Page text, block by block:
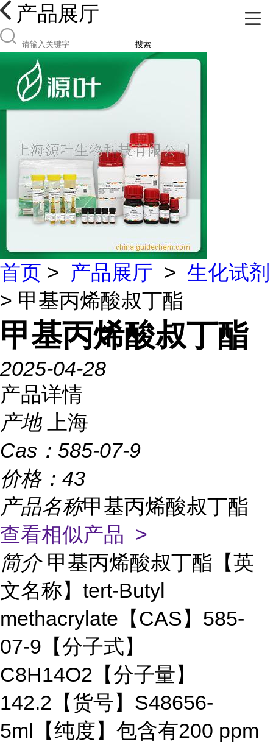
产品展厅
搜索
首页 > 产品展厅 > 生化试剂
> 甲基丙烯酸叔丁酯
甲基丙烯酸叔丁酯
2025-04-28
产品详情
产地
上海
Cas： 585-07-9
价格： 43
产品名称甲基丙烯酸叔丁酯
查看相似产品 >
简介 甲基丙烯酸叔丁酯【英
文名称】tert-Butyl
methacrylate【CAS】585-
07-9【分子式】
C8H14O2【分子量】
142.2【货号】S48656-
5ml【纯度】包含有200 ppm